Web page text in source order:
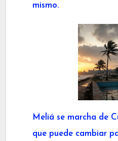
mismo.
Meliá se marcha de
que puede cambiar